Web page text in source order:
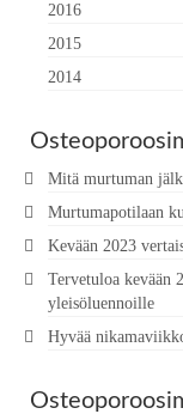
2016
2015
2014
Mitä murtuman
Murtumapotilaan
Kevään 2023
Tervetuloa kevään
yleisöluennoille
Hyvää